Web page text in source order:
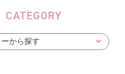
CATEGORY